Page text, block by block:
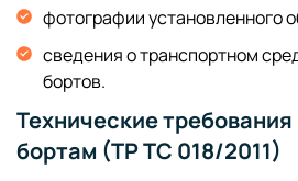
фотографии установленного
сведения о транспортном
бортов.
Технические
бортам (ТР ТС 018/2011)